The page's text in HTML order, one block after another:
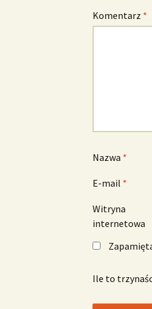
Komentarz *
Nazwa *
E-mail *
Witryna
internetowa
Ile to